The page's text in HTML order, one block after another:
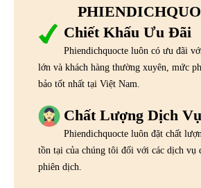
Chiết Khấu Ưu Đãi
Phiendichquocte luôn có ưu đãi
lớn và khách hàng thường xuyên, mức
bảo tốt nhất tại Việt Nam.
Chất Lượng Dịch Vụ
Phiendichquocte luôn đặt chất
tồn tại của chúng tôi đối với các dịch vụ
phiên dịch.